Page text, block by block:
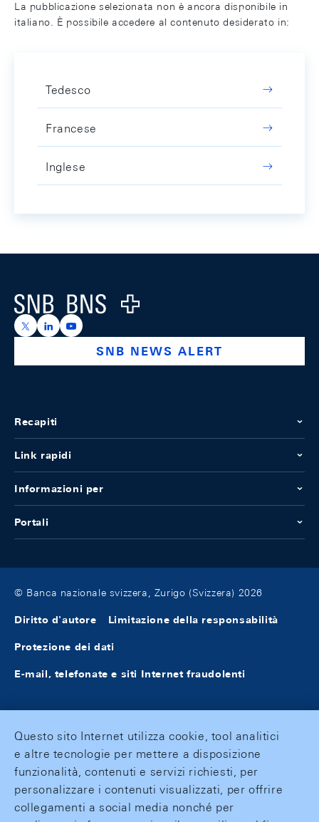
La pubblicazione selezionata non è ancora disponibile in
italiano. È possibile accedere al contenuto desiderato in:
Tedesco
Francese
Inglese
Logo
https://x.com/snb_bns
https://ch.linkedin.com/company/swiss-national-
https://www.youtube.com/@swissnationalbank
SNB NEWS ALERT
Recapiti
Link rapidi
Informazioni per
Portali
© Banca nazionale svizzera, Zurigo (Svizzera) 2026
Diritto d'autore Limitazione della responsabilità
Protezione dei dati
E-mail, telefonate e siti Internet fraudolenti
Questo sito Internet utilizza cookie, tool analitici
e altre tecnologie per mettere a disposizione
funzionalità, contenuti e servizi richiesti, per
personalizzare i contenuti visualizzati, per offrire
collegamenti a social media nonché per